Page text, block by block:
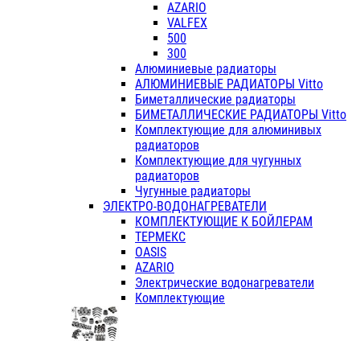
AZARIO
VALFEX
500
300
Алюминиевые радиаторы
АЛЮМИНИЕВЫЕ РАДИАТОРЫ Vitto
Биметаллические радиаторы
БИМЕТАЛЛИЧЕСКИЕ РАДИАТОРЫ Vitto
Комплектующие для алюминивых
радиаторов
Комплектующие для чугунных
радиаторов
Чугунные радиаторы
ЭЛЕКТРО-ВОДОНАГРЕВАТЕЛИ
КОМПЛЕКТУЮЩИЕ К БОЙЛЕРАМ
ТЕРМЕКС
OASIS
AZARIO
Электрические водонагреватели
Комплектующие